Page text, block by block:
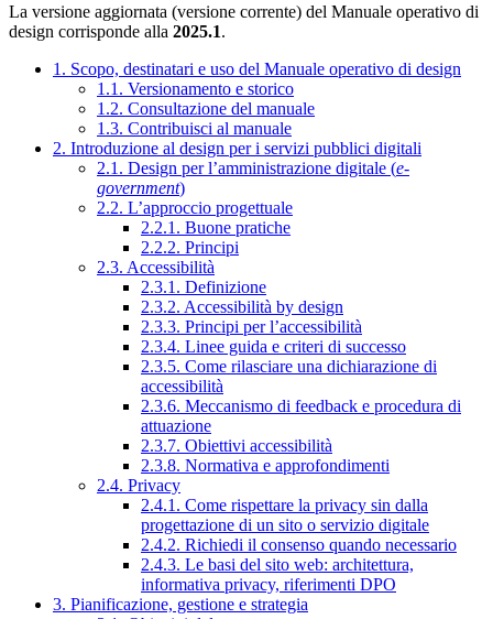
La versione aggiornata (versione corrente) del Manuale operativo di
design corrisponde alla 2025.1.
1. Scopo, destinatari e uso del Manuale operativo di design
1.1. Versionamento e storico
1.2. Consultazione del manuale
1.3. Contribuisci al manuale
2. Introduzione al design per i servizi pubblici digitali
2.1. Design per l’amministrazione digitale (e-
government)
2.2. L’approccio progettuale
2.2.1. Buone pratiche
2.2.2. Principi
2.3. Accessibilità
2.3.1. Definizione
2.3.2. Accessibilità by design
2.3.3. Principi per l’accessibilità
2.3.4. Linee guida e criteri di successo
2.3.5. Come rilasciare una dichiarazione di
accessibilità
2.3.6. Meccanismo di feedback e procedura di
attuazione
2.3.7. Obiettivi accessibilità
2.3.8. Normativa e approfondimenti
2.4. Privacy
2.4.1. Come rispettare la privacy sin dalla
progettazione di un sito o servizio digitale
2.4.2. Richiedi il consenso quando necessario
2.4.3. Le basi del sito web: architettura,
informativa privacy, riferimenti DPO
3. Pianificazione, gestione e strategia